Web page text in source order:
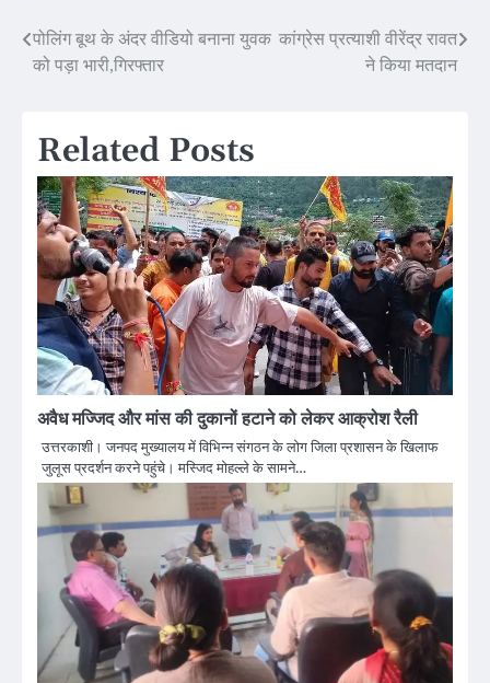
Post
navigation
पोलिंग बूथ के अंदर वीडियो बनाना युवक
को पड़ा भारी,गिरफ्तार
कांग्रेस प्रत्याशी वीरेंद्र रावत
ने किया मतदान
Related Posts
अवैध मज्जिद और मांस की दुकानों हटाने को लेकर आक्रोश रैली
उत्तरकाशी। जनपद मुख्यालय में विभिन्न संगठन के लोग जिला प्रशासन के खिलाफ
जुलूस प्रदर्शन करने पहुंचे। मस्जिद मोहल्ले के सामने…